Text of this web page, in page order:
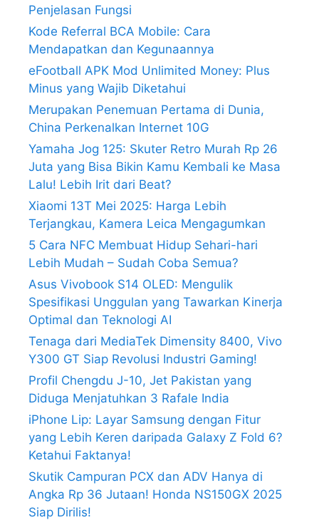
Penjelasan Fungsi
Kode Referral BCA Mobile: Cara
Mendapatkan dan Kegunaannya
eFootball APK Mod Unlimited Money: Plus
Minus yang Wajib Diketahui
Merupakan Penemuan Pertama di Dunia,
China Perkenalkan Internet 10G
Yamaha Jog 125: Skuter Retro Murah Rp 26
Juta yang Bisa Bikin Kamu Kembali ke Masa
Lalu! Lebih Irit dari Beat?
Xiaomi 13T Mei 2025: Harga Lebih
Terjangkau, Kamera Leica Mengagumkan
5 Cara NFC Membuat Hidup Sehari-hari
Lebih Mudah – Sudah Coba Semua?
Asus Vivobook S14 OLED: Mengulik
Spesifikasi Unggulan yang Tawarkan Kinerja
Optimal dan Teknologi AI
Tenaga dari MediaTek Dimensity 8400, Vivo
Y300 GT Siap Revolusi Industri Gaming!
Profil Chengdu J-10, Jet Pakistan yang
Diduga Menjatuhkan 3 Rafale India
iPhone Lip: Layar Samsung dengan Fitur
yang Lebih Keren daripada Galaxy Z Fold 6?
Ketahui Faktanya!
Skutik Campuran PCX dan ADV Hanya di
Angka Rp 36 Jutaan! Honda NS150GX 2025
Siap Dirilis!